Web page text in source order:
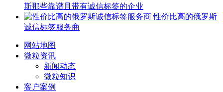
斯那些靠谱且带有诚信标签的企业
性价比高的俄罗斯
诚信标签服务商
网站地图
微粒资讯
新闻动态
微粒知识
客户案例